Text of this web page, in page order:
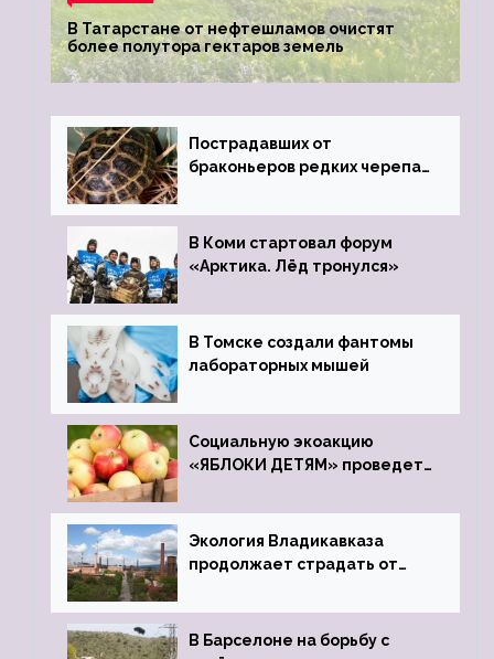
В Татарстане от нефтешламов очистят
более полутора гектаров земель
Пострадавших от
браконьеров редких черепах
зоопарк
В Коми стартовал форум
«Арктика. Лёд тронулся»
В Томске создали фантомы
лабораторных мышей
Социальную экоакцию
«ЯБЛОКИ ДЕТЯМ» проведет
Экология Владикавказа
продолжает страдать от
В Барселоне на борьбу с